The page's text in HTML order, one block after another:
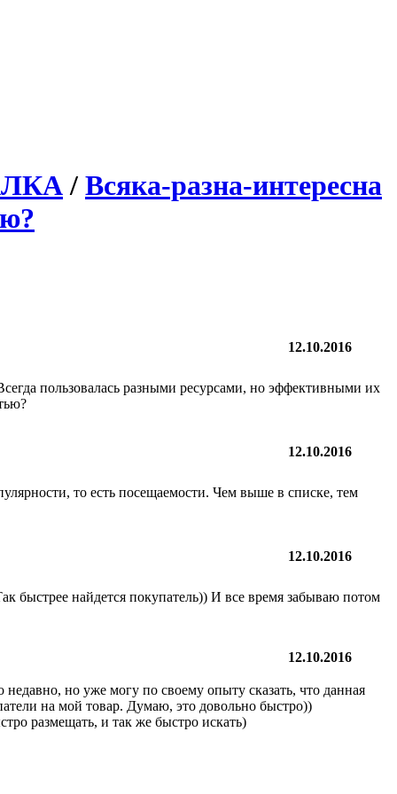
/ Всяка-разна-интересна
12.10.2016
пользовалась разными ресурсами, но эффективными их
12.10.2016
то есть посещаемости. Чем выше в списке, тем
12.10.2016
быстрее найдется покупатель)) И все время забываю потом
12.10.2016
недавно, но уже могу по своему опыту сказать, что данная
на мой товар. Думаю, это довольно быстро))
размещать, и так же быстро искать)